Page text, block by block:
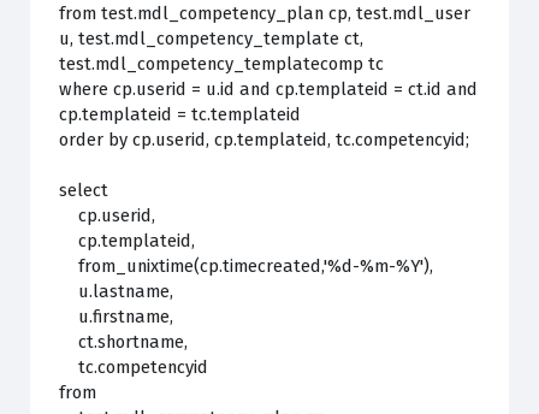
from test.mdl_competency_plan cp, test.mdl_user
u, test.mdl_competency_template ct,
test.mdl_competency_templatecomp tc
where cp.userid = u.id and cp.templateid = ct.id and
cp.templateid = tc.templateid
order by cp.userid, cp.templateid, tc.competencyid;
select
cp.userid,
cp.templateid,
from_unixtime(cp.timecreated,'%d-%m-%Y'),
u.lastname,
u.firstname,
ct.shortname,
tc.competencyid
from